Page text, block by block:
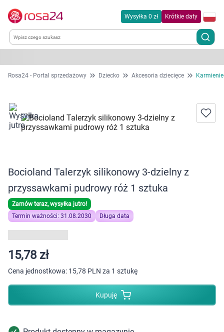
Wysyłka 0 zł Krótkie daty
Kategorie
Dla zwierząt
Zdrowie
Kobieta w ciąży i mama
Dziecko
Higiena
Kosmetyki
Mężczyzna
Zdrowy styl życia
Rosa24 - Portal sprzedażowy Dziecko Akcesoria dziecięce
Bocioland Talerzyk silikonowy 3-dzielny z
przyssawkami pudrowy róż 1 sztuka
Zamów teraz, wysyłka jutro!
Termin ważności: 31.08.2030
Długa data
15,78 zł
Cena jednostkowa: 15,78 PLN za 1 sztukę
Kupuję